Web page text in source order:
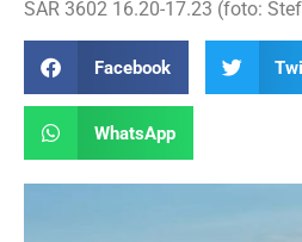
SAR 3602 16.20-17.23 (foto:
Facebook
WhatsApp